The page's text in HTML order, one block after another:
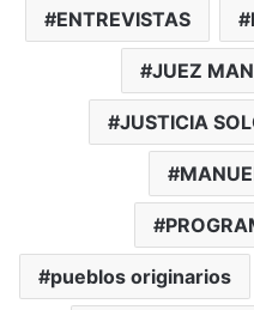
ENTREVISTAS
JUEZ
JUSTICIA
pueblos originarios